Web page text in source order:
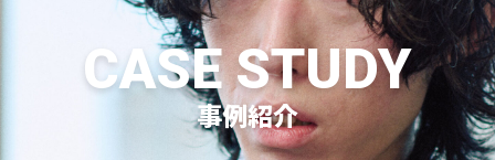
CASE STUDY
事例紹介